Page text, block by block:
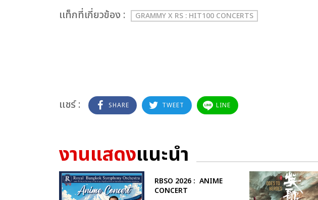
เเท็กที่เกี่ยวข้อง : GRAMMY X RS : HIT100 CONCERTS
แชร์ : SHARE TWEET LINE
งานแสดงแนะนำ
RBSO 2026 : ANIME
CONCERT